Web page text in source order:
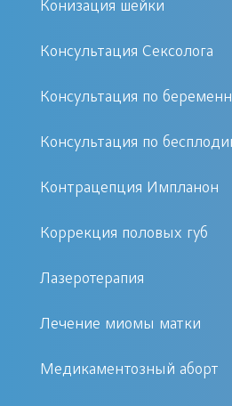
УЗИ плода, скрининг
Пренатальный
в-ХГЧ)
Консультация
17-18 недель
Конизация шейки
Консультация Сексолога
Консультация по
Консультация по
Контрацепция Импланон
Коррекция половых губ
Лазеротерапия
Лечение миомы матки
Медикаментозный аборт